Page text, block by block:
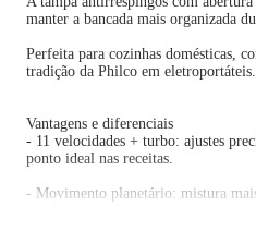
manter a bancada mais organizada
Perfeita para cozinhas domésticas,
tradição da Philco em eletroportáteis.
Vantagens e diferenciais
- 11 velocidades + turbo: ajustes
ponto ideal nas receitas.
- Movimento planetário: mistura